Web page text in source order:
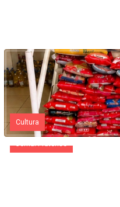
Cultura
Jornal Pratense